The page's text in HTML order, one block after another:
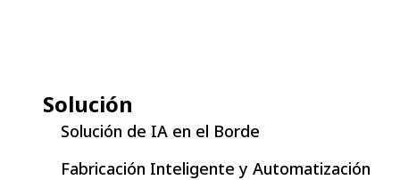
Solución
Solución de IA en el Borde
Fabricación Inteligente y Automatización